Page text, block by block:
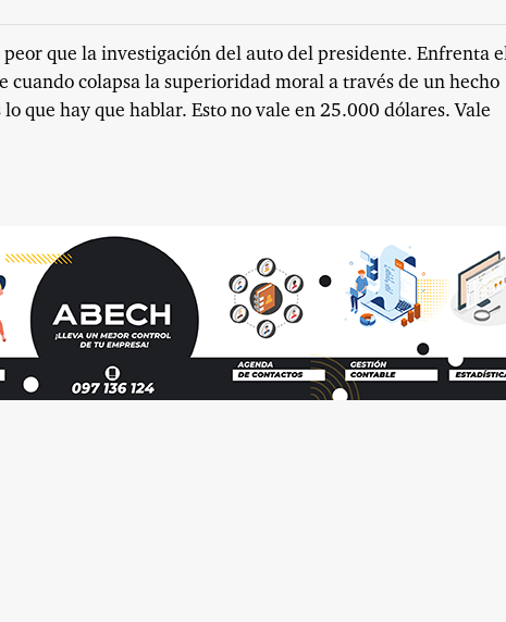
que la investigación del auto del presidente. Enfrenta
cuando colapsa la superioridad moral a través de un hecho
que hay que hablar. Esto no vale en 25.000 dólares. Vale